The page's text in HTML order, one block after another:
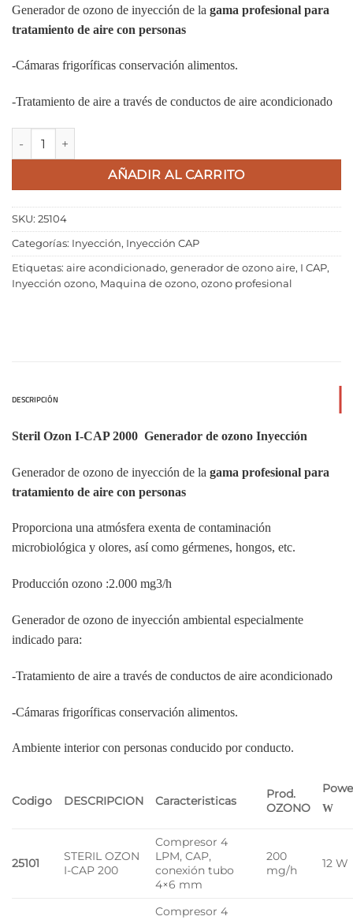
Generador de ozono de inyección de la gama profesional para
tratamiento de aire con personas
-Cámaras frigoríficas conservación alimentos.
-Tratamiento de aire a través de conductos de aire acondicionado
STERIL OZON I-CAP 2000 cantidad
AÑADIR AL CARRITO
SKU: 25104
Categorías: Inyección, Inyección CAP
Etiquetas: aire acondicionado, generador de ozono aire, I CAP,
Inyección ozono, Maquina de ozono, ozono profesional
DESCRIPCIÓN
Steril Ozon I-CAP 2000 Generador de ozono Inyección
Generador de ozono de inyección de la gama profesional para
tratamiento de aire con personas
Proporciona una atmósfera exenta de contaminación
microbiológica y olores, así como gérmenes, hongos, etc.
Producción ozono :2.000 mg3/h
Generador de ozono de inyección ambiental especialmente
indicado para:
-Tratamiento de aire a través de conductos de aire acondicionado
-Cámaras frigoríficas conservación alimentos.
Ambiente interior con personas conducido por conducto.
Codigo DESCRIPCION Caracteristicas
Prod.
OZONO
W
25101
STERIL OZON
I-CAP 200
Compresor 4
LPM, CAP,
conexión tubo
4×6 mm
200
mg/h
12 W
Compresor 4